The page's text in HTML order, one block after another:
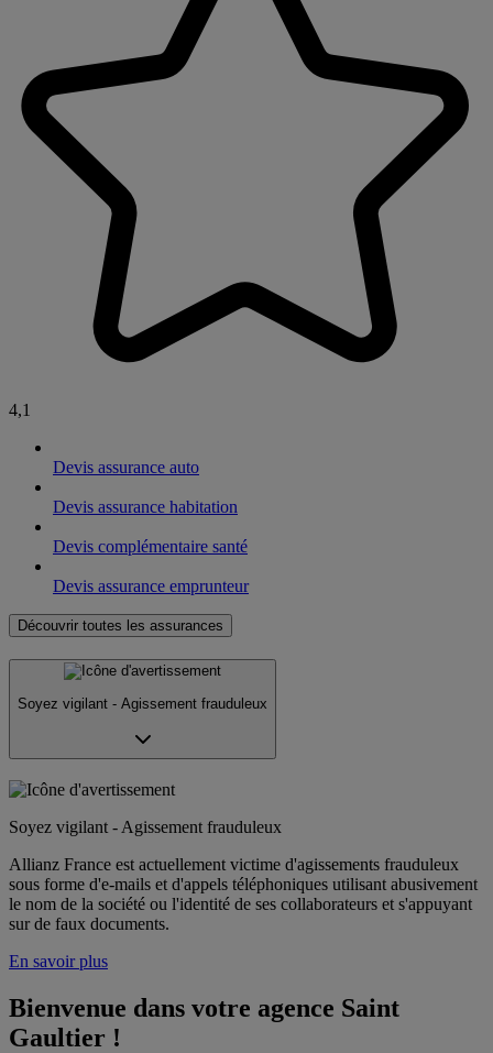
4,1
Devis assurance auto
Devis assurance habitation
Devis complémentaire santé
Devis assurance emprunteur
Découvrir toutes les assurances
Soyez vigilant - Agissement frauduleux
Soyez vigilant - Agissement frauduleux
Allianz France est actuellement victime d'agissements frauduleux
sous forme d'e-mails et d'appels téléphoniques utilisant abusivement
le nom de la société ou l'identité de ses collaborateurs et s'appuyant
sur de faux documents.
En savoir plus
Bienvenue dans votre agence Saint
Gaultier !